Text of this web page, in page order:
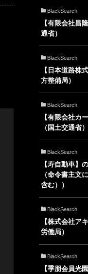
BlackSearch
【有限会社昌
通省）
BlackSearch
【日本道路株
方整備局）
BlackSearch
【有限会社カ
（国土交通省）
BlackSearch
【寿自動車】
（命令書主文
含む））
BlackSearch
【株式会社ア
労働局）
BlackSearch
【季朋会員光